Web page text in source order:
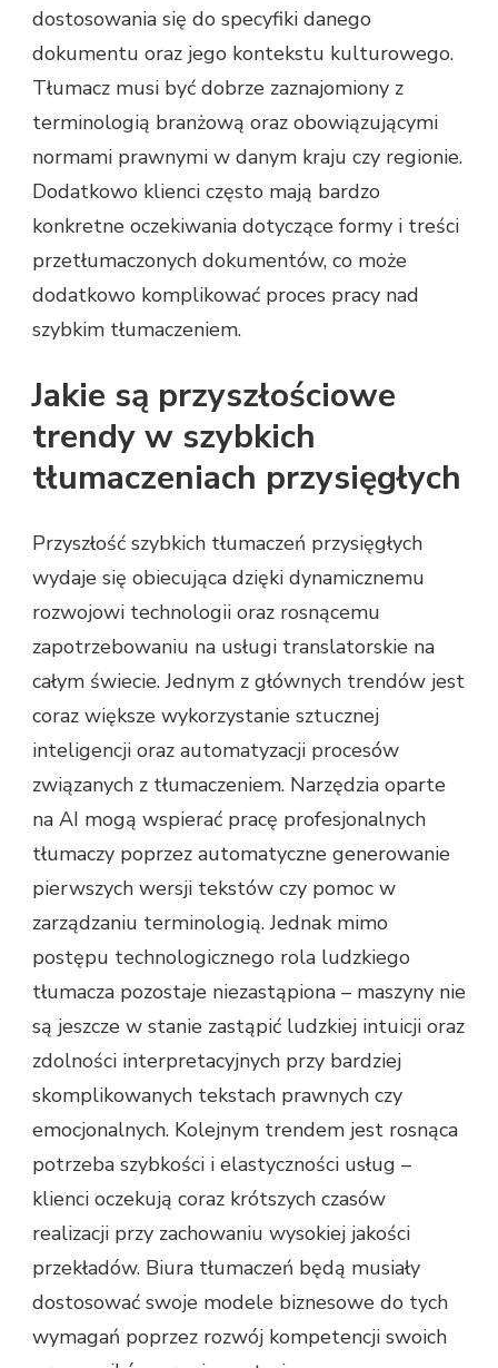
dostosowania się do specyfiki danego
dokumentu oraz jego kontekstu kulturowego.
Tłumacz musi być dobrze zaznajomiony z
terminologią branżową oraz obowiązującymi
normami prawnymi w danym kraju czy regionie.
Dodatkowo klienci często mają bardzo
konkretne oczekiwania dotyczące formy i treści
przetłumaczonych dokumentów, co może
dodatkowo komplikować proces pracy nad
szybkim tłumaczeniem.
Jakie są przyszłościowe
trendy w szybkich
tłumaczeniach przysięgłych
Przyszłość szybkich tłumaczeń przysięgłych
wydaje się obiecująca dzięki dynamicznemu
rozwojowi technologii oraz rosnącemu
zapotrzebowaniu na usługi translatorskie na
całym świecie. Jednym z głównych trendów jest
coraz większe wykorzystanie sztucznej
inteligencji oraz automatyzacji procesów
związanych z tłumaczeniem. Narzędzia oparte
na AI mogą wspierać pracę profesjonalnych
tłumaczy poprzez automatyczne generowanie
pierwszych wersji tekstów czy pomoc w
zarządzaniu terminologią. Jednak mimo
postępu technologicznego rola ludzkiego
tłumacza pozostaje niezastąpiona – maszyny nie
są jeszcze w stanie zastąpić ludzkiej intuicji oraz
zdolności interpretacyjnych przy bardziej
skomplikowanych tekstach prawnych czy
emocjonalnych. Kolejnym trendem jest rosnąca
potrzeba szybkości i elastyczności usług –
klienci oczekują coraz krótszych czasów
realizacji przy zachowaniu wysokiej jakości
przekładów. Biura tłumaczeń będą musiały
dostosować swoje modele biznesowe do tych
wymagań poprzez rozwój kompetencji swoich